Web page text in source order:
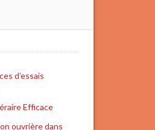
d’essais
Efficace
ouvrière dans